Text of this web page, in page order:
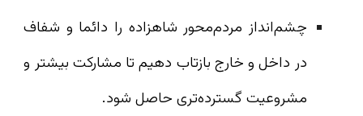
چشم‌انداز مردم‌محور شاهزاده را دائما و شفاف
در داخل و خارج بازتاب دهیم تا مشارکت بیشتر و
مشروعیت گسترده‌تری حاصل شود.